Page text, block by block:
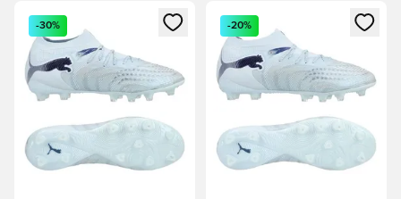
Öppnar en Modal för att logga in eller registrera dig som
-30%
Öppnar en Modal för att
-20%